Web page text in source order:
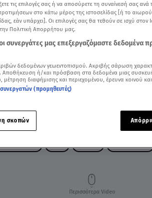
Περισσότερα Video
τις επιλογές σας ή να αποσύρετε τη συναίνεσή σας
στο κάτω μέρος της ιστοσελίδας [ή το
εάν υπάρχει]. Οι επιλογές σας θα τεθούν σε ισχύ στον
Πολιτική Απορρήτου μας.
οι συνεργάτες μας επεξεργαζόμαστε δεδομένα
δεδομένων γεωεντοπισμού. Ακριβής σάρωση
Αποθήκευση ή/και πρόσβαση στα δεδομένα μιας
μέτρηση διαφήμισης και περιεχομένου, έρευνα κοινού
(προμηθευτές)
σκοπών